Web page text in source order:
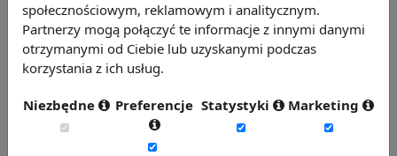
Prawo do urlopu - długość urlopu
przysługującego pracownikom w Polsce i w
innych krajach. Przyznawanie urlopu,
odwołanie z urlopu, ekwiwalent urlopowy.
Urlopy na żądanie, wypoczynkowe i bezpłatne.
Znajdź więcej publikacji Przejdź do archiwum
społecznościowym, reklamowym i analitycznym.
Partnerzy mogą połączyć te informacje z innymi danymi
otrzymanymi od Ciebie lub uzyskanymi podczas
korzystania z ich usług.
Niezbędne Preferencje Statystyki Marketing